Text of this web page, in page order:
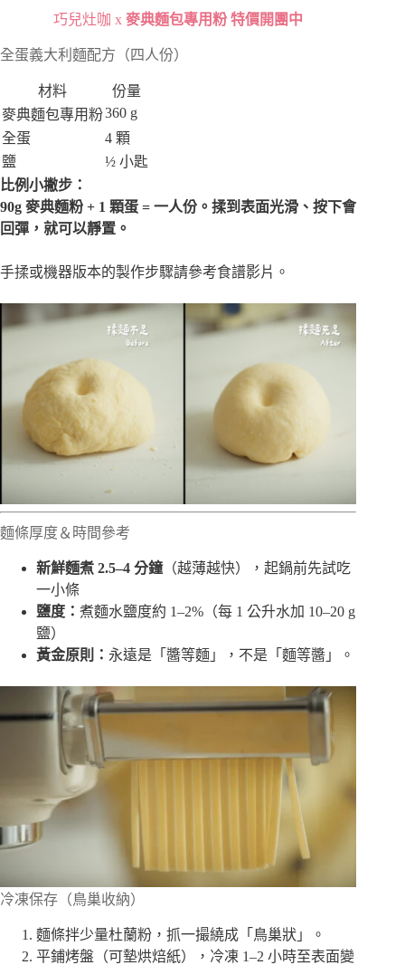
巧兒灶咖 x麥典麵包專用粉 特價開團中
全蛋義大利麵配方（四人份）
材料
份量
麥典麵包專用粉360 g
全蛋
4 顆
鹽
½ 小匙
比例小撇步：
90g 麥典麵粉 + 1 顆蛋 = 一人份。揉到表面光滑、按下會
回彈，就可以靜置。
手揉或機器版本的製作步驟請參考食譜影片。
麵條厚度＆時間參考
新鮮麵煮 2.5–4 分鐘（越薄越快），起鍋前先試吃
一小條
鹽度： 煮麵水鹽度約 1–2%（每 1 公升水加 10–20 g
鹽）
黃金原則： 永遠是「醬等麵」，不是「麵等醬」。
冷凍保存（鳥巢收納）
麵條拌少量杜蘭粉，抓一撮繞成「鳥巢狀」。
平鋪烤盤（可墊烘焙紙），冷凍 1–2 小時至表面變